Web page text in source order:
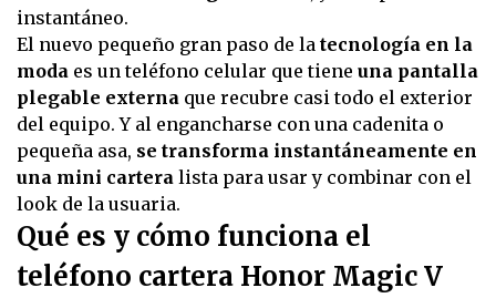
instantáneo.
El nuevo pequeño gran paso de la tecnología en la
moda es un teléfono celular que tiene una pantalla
plegable externa que recubre casi todo el exterior
del equipo. Y al engancharse con una cadenita o
pequeña asa, se transforma instantáneamente en
una mini cartera lista para usar y combinar con el
look de la usuaria.
Qué es y cómo funciona el
teléfono cartera Honor Magic V